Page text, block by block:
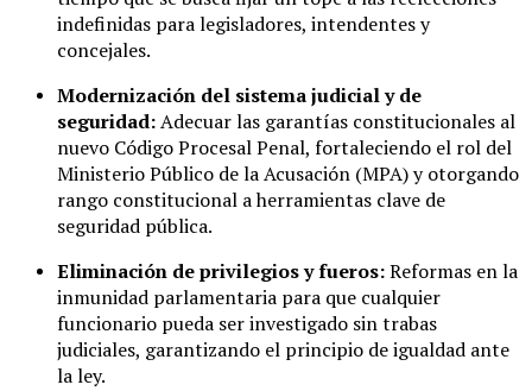
indefinidas para legisladores, intendentes y
concejales.
Modernización del sistema judicial y de
seguridad:Adecuar las garantías constitucionales al
nuevo Código Procesal Penal, fortaleciendo el rol del
Ministerio Público de la Acusación (MPA) y otorgando
rango constitucional a herramientas clave de
seguridad pública.
Eliminación de privilegios y fueros:Reformas en la
inmunidad parlamentaria para que cualquier
funcionario pueda ser investigado sin trabas
judiciales, garantizando el principio de igualdad ante
la ley.